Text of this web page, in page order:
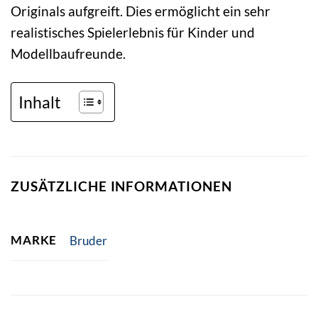
Originals aufgreift. Dies ermöglicht ein sehr
realistisches Spielerlebnis für Kinder und
Modellbaufreunde.
Inhalt
ZUSÄTZLICHE INFORMATIONEN
MARKE Bruder